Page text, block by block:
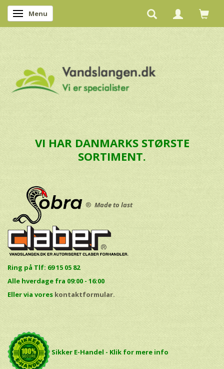
Skifte navigation
Menu
VI HAR DANMARKS STØRSTE
SORTIMENT.
® Made to last
Ring på Tlf: 69 15 05 82
Alle hverdage fra 09:00 - 16:00
Eller via vores kontaktformular.
Sikker E-Handel - Klik for mere info